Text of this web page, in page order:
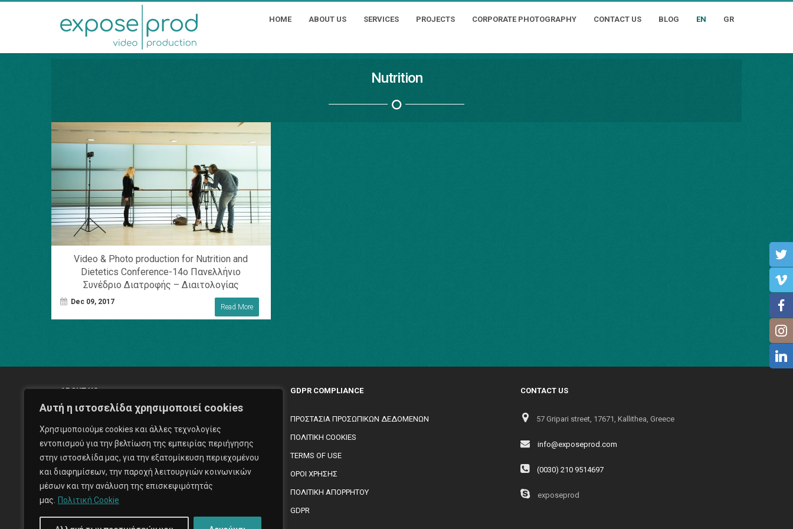
Αυτή η ιστοσελίδα χρησιμοποιεί cookies
Χρησιμοποιούμε cookies και άλλες τεχνολογίες
εντοπισμού για την βελτίωση της εμπειρίας περιήγησης
στην ιστοσελίδα μας, για την εξατομίκευση περιεχομένου
και διαφημίσεων, την παροχή λειτουργιών κοινωνικών
μέσων και την ανάλυση της επισκεψιμότητάς
μας.
Πολιτική Cookie
HOME ABOUT US SERVICES PROJECTS CORPORATE PHOTOGRAPHY CONTACT US BLOG EN GR
Nutrition
Video & Photo production for Nutrition and
Dietetics Conference-14ο Πανελλήνιο
Συνέδριο Διατροφής – Διαιτολογίας
Dec 09, 2017
Read More
ABOUT US
With our aptitude to create and maintain the highest outputs,
Expose Prod feels that would be able to make a significant
contribution to a client's production.
GDPR COMPLIANCE
ΠΡΟΣΤΑΣΙΑ ΠΡΟΣΩΠΙΚΩΝ ΔΕΔΟΜΕΝΩΝ
ΠΟΛΙΤΙΚΗ COOKIES
TERMS OF USE
ΟΡΟΙ ΧΡΗΣΗΣ
ΠΟΛΙΤΙΚΗ ΑΠΟΡΡΗΤΟΥ
GDPR
CONTACT US
57 Gripari street, 17671, Kallithea, Greece
info@exposeprod.com
(0030) 210 9514697
exposeprod